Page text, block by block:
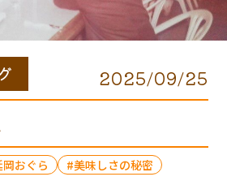
2025/09/25
岡おぐら 美味しさの秘密